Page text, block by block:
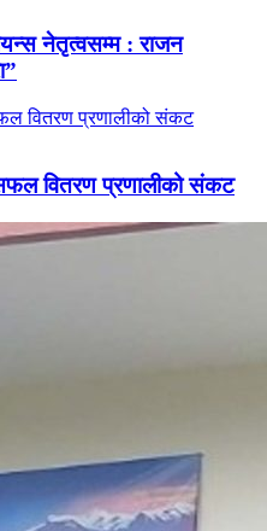
नेतृत्वसम्म : राजन
वितरण प्रणालीको संकट